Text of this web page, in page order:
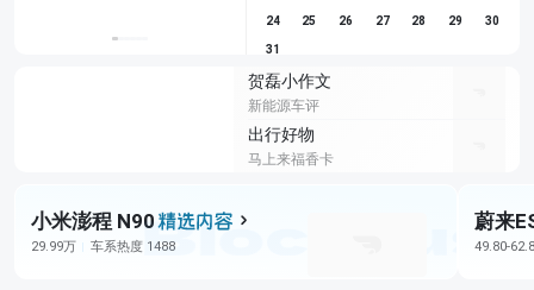
24 25 26 27 28 29 30
31
贺磊小作文
新能源车评
出行好物
马上来福香卡
小米澎程 N90
29.99万 车系热度 1488
蔚来
49.80-